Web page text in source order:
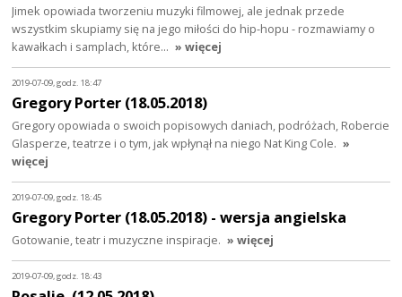
Jimek opowiada tworzeniu muzyki filmowej, ale jednak przede
wszystkim skupiamy się na jego miłości do hip-hopu - rozmawiamy o
kawałkach i samplach, które… » więcej
2019-07-09, godz. 18:47
Gregory Porter (18.05.2018)
Gregory opowiada o swoich popisowych daniach, podróżach, Robercie
Glasperze, teatrze i o tym, jak wpłynął na niego Nat King Cole. »
więcej
2019-07-09, godz. 18:45
Gregory Porter (18.05.2018) - wersja angielska
Gotowanie, teatr i muzyczne inspiracje. » więcej
2019-07-09, godz. 18:43